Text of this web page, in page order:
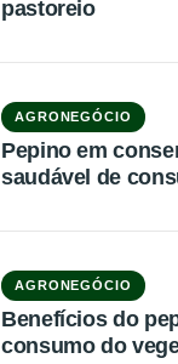
pastoreio
AGRONEGÓCIO
Pepino em
saudável de
AGRONEGÓCIO
Benefícios do
consumo do